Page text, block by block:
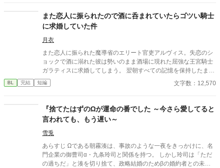
て、流していただけると幸いです。
また恋人に振られたので酒に呑まれていたらゴツい騎士
に求婚していた件
月衣
また恋人に振られた魔導省のエリート官吏アルヴィス。失恋のシ
ョックで酒に溺れた彼は勢いのまま酒場に現れた屈強な王宮騎士
ガラティスに求婚してしまう。 翌朝すべての記憶を保持したまま
絶望するアルヴィスだったが当のガラティスはなぜか本気だっ
た。 「安心しろ。俺は誠実な男だ。一度決めたことは覆さない」
体質な男が捕まる強制恋愛コメディのつもりです！！
BL 完結 短編 文字数：12,570
『捨てたはずのΩが運命の番でした ～今さら愛してると
言われても、もう遅い～
雪兎
あらすじ Ωである朝霧湊は、事故のような一夜をきっかけに、名
門企業の御曹司α・九条玲司と関係を持つ。 しかし玲司は「ただ
の過ちだ」と湊を切り捨て、政略結婚のためβの婚約者との未来